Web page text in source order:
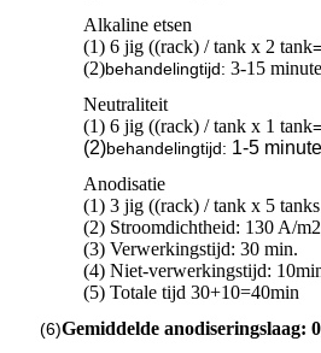
Alkaline etsen
(1) 6 jig ((rack) / tank x 2 tank=
(2)behandelingtijd: 3-15
Neutraliteit
(1) 6 jig ((rack) / tank x 1 tank=
(2)behandelingtijd: 1-5
Anodisatie
(1) 3 jig ((rack) / tank x 5
(2) Stroomdichtheid: 130 A/m2
(3) Verwerkingstijd: 30 min.
(4) Niet-verwerkingstijd:
(5) Totale tijd 30+10=40min
(6)Gemiddelde anodiseringslaag: